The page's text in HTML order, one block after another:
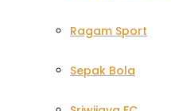
Ragam Sport
Sepak Bola